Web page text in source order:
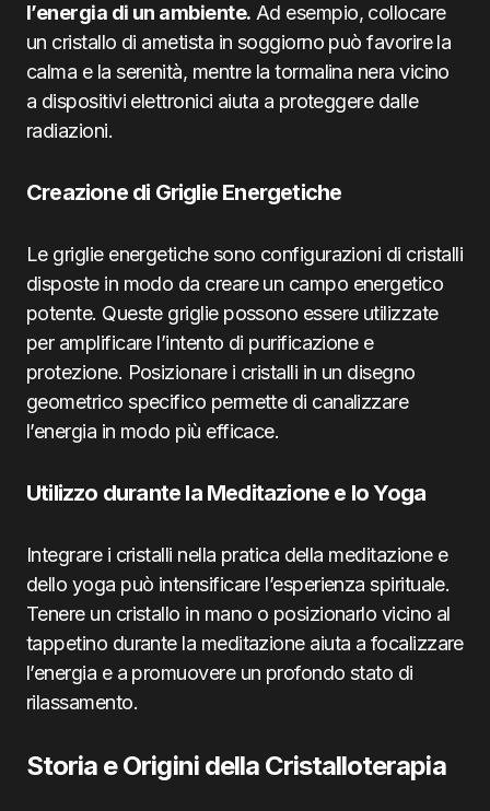
l’energia di un ambiente. Ad esempio, collocare
un cristallo di ametista in soggiorno può favorire la
calma e la serenità, mentre la tormalina nera vicino
a dispositivi elettronici aiuta a proteggere dalle
radiazioni.
Creazione di Griglie Energetiche
Le griglie energetiche sono configurazioni di cristalli
disposte in modo da creare un campo energetico
potente. Queste griglie possono essere utilizzate
per amplificare l’intento di purificazione e
protezione. Posizionare i cristalli in un disegno
geometrico specifico permette di canalizzare
l’energia in modo più efficace.
Utilizzo durante la Meditazione e lo Yoga
Integrare i cristalli nella pratica della meditazione e
dello yoga può intensificare l’esperienza spirituale.
Tenere un cristallo in mano o posizionarlo vicino al
tappetino durante la meditazione aiuta a focalizzare
l’energia e a promuovere un profondo stato di
rilassamento.
Storia e Origini della Cristalloterapia